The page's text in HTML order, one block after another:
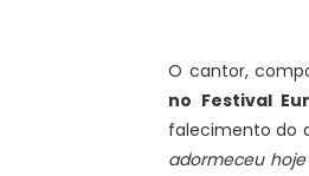
O cantor,
no Festival
falecimento do
adormeceu